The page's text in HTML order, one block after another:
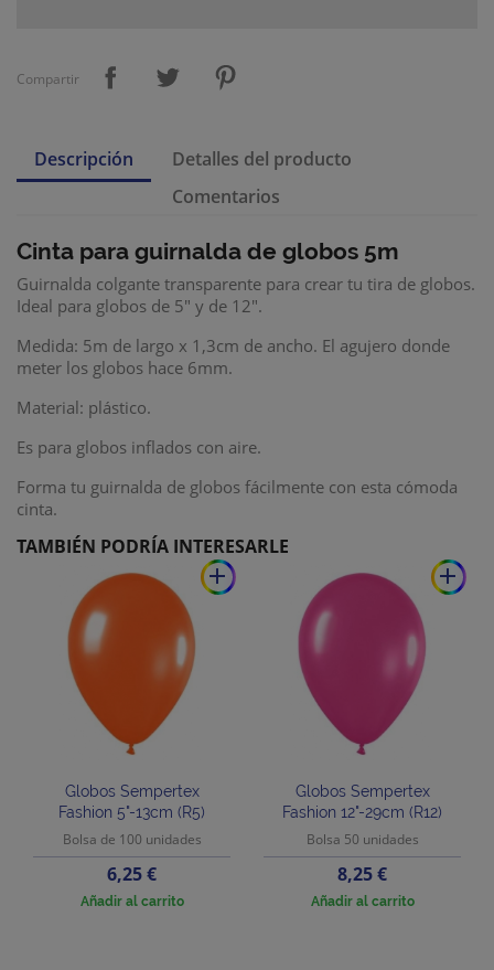
Compartir
Descripción
Detalles del producto
Comentarios
Cinta para guirnalda de globos 5m
Guirnalda colgante transparente para crear tu tira de globos.
Ideal para globos de 5" y de 12".
Medida: 5m de largo x 1,3cm de ancho. El agujero donde
meter los globos hace 6mm.
Material: plástico.
Es para globos inflados con aire.
Forma tu guirnalda de globos fácilmente con esta cómoda
cinta.
TAMBIÉN PODRÍA INTERESARLE
add
Globos Sempertex
Fashion 5"-13cm (R5)
Bolsa de 100 unidades
Precio
6,25 €
Añadir al carrito
add
Globos Sempertex
Fashion 12"-29cm (R12)
Bolsa 50 unidades
Precio
8,25 €
Añadir al carrito